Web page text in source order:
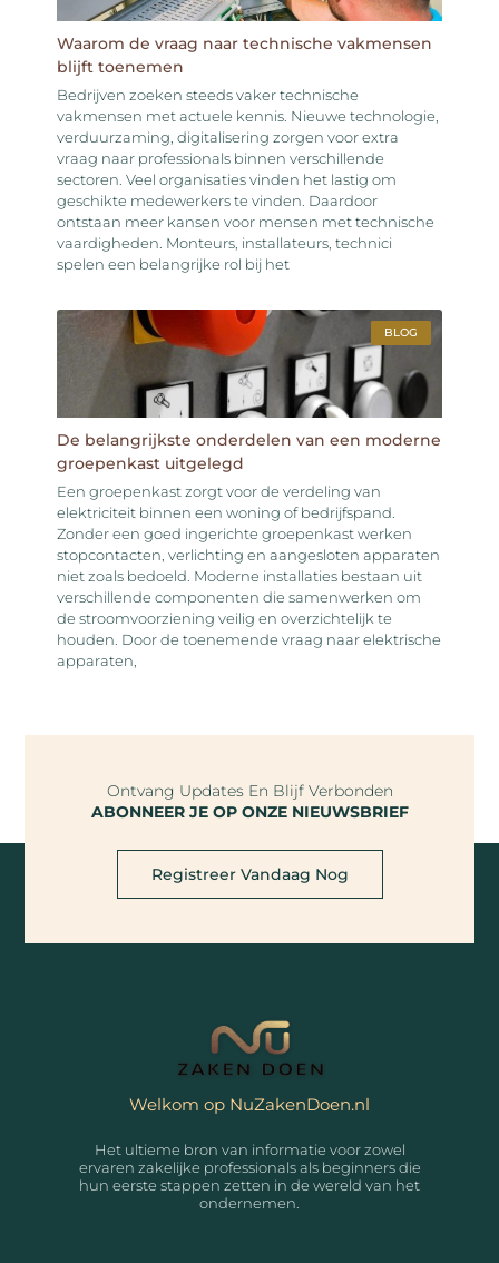
Waarom de vraag naar technische vakmensen
blijft toenemen
Bedrijven zoeken steeds vaker technische
vakmensen met actuele kennis. Nieuwe technologie,
verduurzaming, digitalisering zorgen voor extra
vraag naar professionals binnen verschillende
sectoren. Veel organisaties vinden het lastig om
geschikte medewerkers te vinden. Daardoor
ontstaan meer kansen voor mensen met technische
vaardigheden. Monteurs, installateurs, technici
spelen een belangrijke rol bij het
BLOG
De belangrijkste onderdelen van een moderne
groepenkast uitgelegd
Een groepenkast zorgt voor de verdeling van
elektriciteit binnen een woning of bedrijfspand.
Zonder een goed ingerichte groepenkast werken
stopcontacten, verlichting en aangesloten apparaten
niet zoals bedoeld. Moderne installaties bestaan uit
verschillende componenten die samenwerken om
de stroomvoorziening veilig en overzichtelijk te
houden. Door de toenemende vraag naar elektrische
apparaten,
Ontvang Updates En Blijf Verbonden
ABONNEER JE OP ONZE NIEUWSBRIEF
Registreer Vandaag Nog
Welkom op NuZakenDoen.nl
Het ultieme bron van informatie voor zowel
ervaren zakelijke professionals als beginners die
hun eerste stappen zetten in de wereld van het
ondernemen.